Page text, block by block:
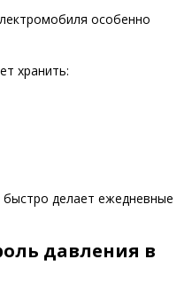
особенно
хранить:
делает ежедневные
давления в